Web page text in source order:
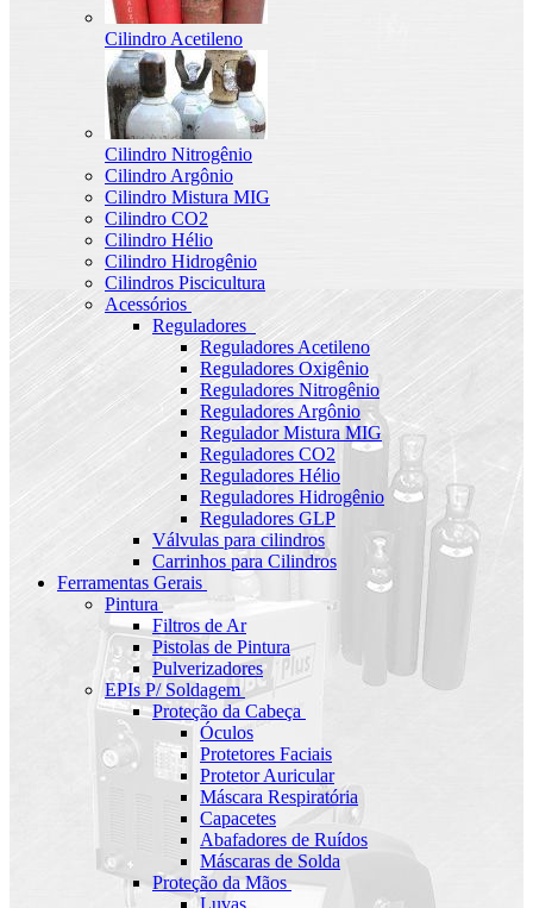
Cilindro Acetileno
Cilindro Nitrogênio
Cilindro Argônio
Cilindro Mistura MIG
Cilindro CO2
Cilindro Hélio
Cilindro Hidrogênio
Cilindros Piscicultura
Acessórios
Reguladores
Reguladores Acetileno
Reguladores Oxigênio
Reguladores Nitrogênio
Reguladores Argônio
Regulador Mistura MIG
Reguladores CO2
Reguladores Hélio
Reguladores Hidrogênio
Reguladores GLP
Válvulas para cilindros
Carrinhos para Cilindros
Ferramentas Gerais
Pintura
Filtros de Ar
Pistolas de Pintura
Pulverizadores
EPIs P/ Soldagem
Proteção da Cabeça
Óculos
Protetores Faciais
Protetor Auricular
Máscara Respiratória
Capacetes
Abafadores de Ruídos
Máscaras de Solda
Proteção da Mãos